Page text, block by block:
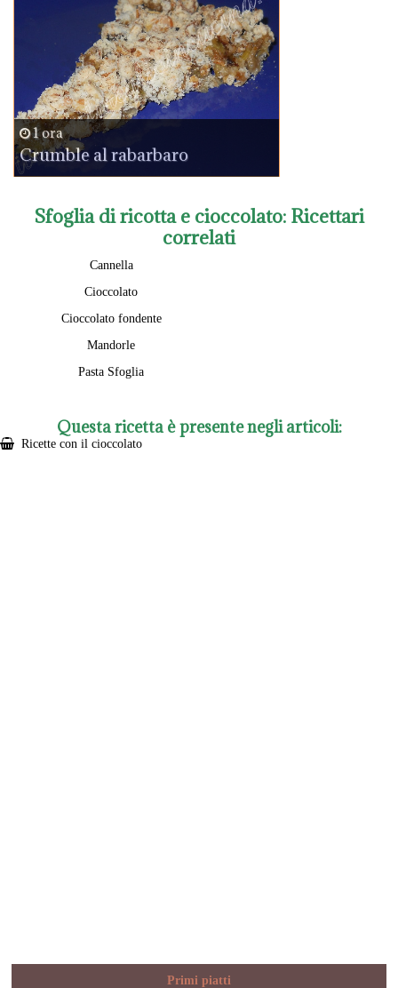
1 ora
Crumble al rabarbaro
Sfoglia di ricotta e cioccolato: Ricettari
correlati
Cannella
Cioccolato
Cioccolato fondente
Mandorle
Pasta Sfoglia
Questa ricetta è presente negli articoli:
Ricette con il cioccolato
Primi piatti